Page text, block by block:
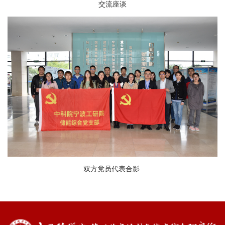
交流座谈
双方党员代表合影